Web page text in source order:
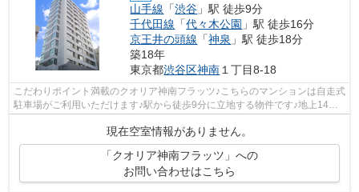
山手線 「渋谷 」駅 徒歩9分
千代田線 「代々木公園 」駅 徒歩16分
京王井の頭線 「神泉 」駅 徒歩18分
築18年
東京都渋谷区神南 １丁目8-18
こだわりポイント満載のクオリア神南フラッツ♪こちらのマンションは自走式
駐車場がご利用いただけます♪駅から徒歩9分に立地する物件です♪地上14階
建てのこの物件なら景色もバッチリで...
現在空室情報がありません。
「クオリア神南フラッツ」への
お問い合わせはこちら